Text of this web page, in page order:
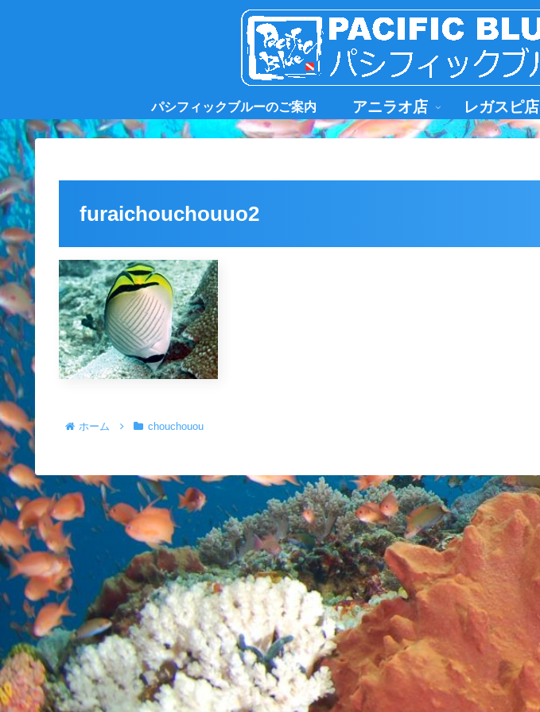
パシフィックブルーのご案内 アニラオ店 レガスピ店
furaichouchouuo2
ホーム chouchouou